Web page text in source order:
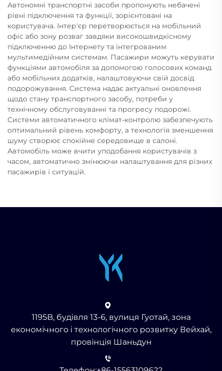
Автономні транспортні засоби пропонують небачені
рівні підключення та функції, зорієнтовані на
користувача. Інтер'єр перетворюється на мобільний
офіс або зону розваг завдяки високошвидкісному
підключенню до Інтернету та інтегрованим
мультимедійним системам. Пасажири можуть керувати
функціями автомобіля за допомогою голосових команд
або мобільних додатків, налаштовуючи свій досвід
подорожування. Система надає актуальні оновлення
щодо стану транспортного засобу, потреби у
технічному обслуговуванні та прогресу подорожі.
Системи автоматичного клімат-контролю забезпечують
оптимальний рівень комфорту, а технологія зменшення
шуму створює спокійне середовище в салоні.
Автомобіль може вчити уподобання користувачів з
часом, автоматично змінюючи налаштування для різних
пасажирів і ситуацій.
1195B, будівля 13-6, вулиця Гуотай, зона
економічного і технологічного розвитку Вейхай,
провінція Шаньдун